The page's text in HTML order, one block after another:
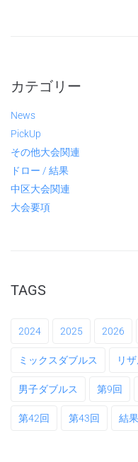
カテゴリー
News
PickUp
その他大会関連
ドロー / 結果
中区大会関連
大会要項
TAGS
2024 2025 2026
ミックスダブルス リ
男子ダブルス 第9回
第42回 第43回 結果